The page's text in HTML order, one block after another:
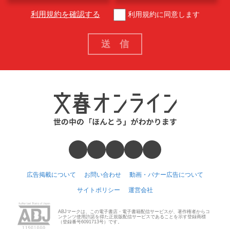
利用規約を確認する 利用規約に同意します
広告掲載について お問い合わせ 動画・バナー広告について
サイトポリシー 運営会社
ABJマークは、この電子書店・電子書籍配信サービスが、著作権者からコ
ンテンツ使用許諾を得た正規版配信サービスであることを示す登録商標
（登録番号6091713号）です。